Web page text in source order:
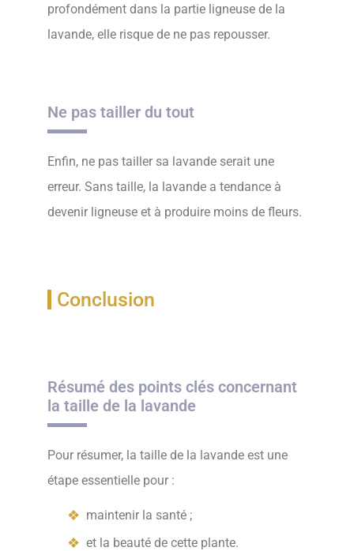
profondément dans la partie ligneuse de la
lavande, elle risque de ne pas repousser.
Ne pas tailler du tout
Enfin, ne pas tailler sa lavande serait une
erreur. Sans taille, la lavande a tendance à
devenir ligneuse et à produire moins de fleurs.
Conclusion
Résumé des points clés concernant
la taille de la lavande
Pour résumer, la taille de la lavande est une
étape essentielle pour :
maintenir la santé ;
et la beauté de cette plante.